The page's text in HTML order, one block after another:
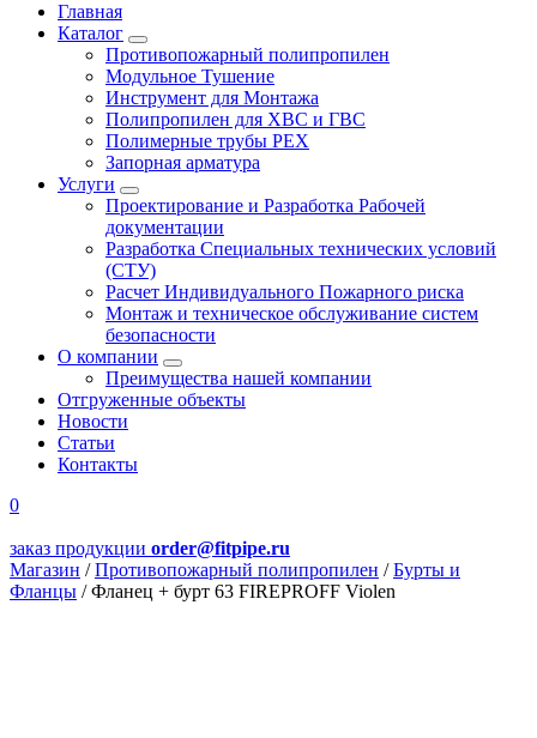
Главная
Каталог
Противопожарный полипропилен
Модульное Тушение
Инструмент для Монтажа
Полипропилен для ХВС и ГВС
Полимерные трубы PEX
Запорная арматура
Услуги
Проектирование и Разработка Рабочей
документации
Разработка Специальных технических условий
(СТУ)
Расчет Индивидуального Пожарного риска
Монтаж и техническое обслуживание систем
безопасности
О компании
Преимущества нашей компании
Отгруженные объекты
Новости
Статьи
Контакты
0
заказ продукции order@fitpipe.ru
Магазин /Противопожарный полипропилен /Бурты и
Фланцы /Фланец + бурт 63 FIREPROFF Violen